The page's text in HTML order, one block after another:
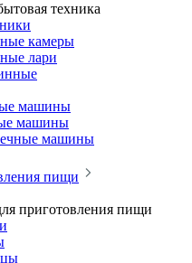
техника
камеры
лари
машины
машины
машины
пищи
приготовления пищи